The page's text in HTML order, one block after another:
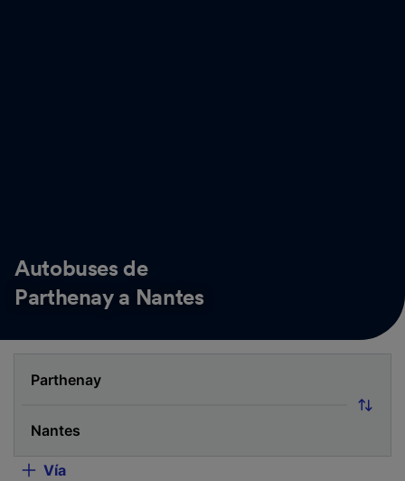
Autobuses de
Parthenay a Nantes
Vía